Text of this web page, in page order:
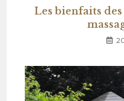
Les bienfaits